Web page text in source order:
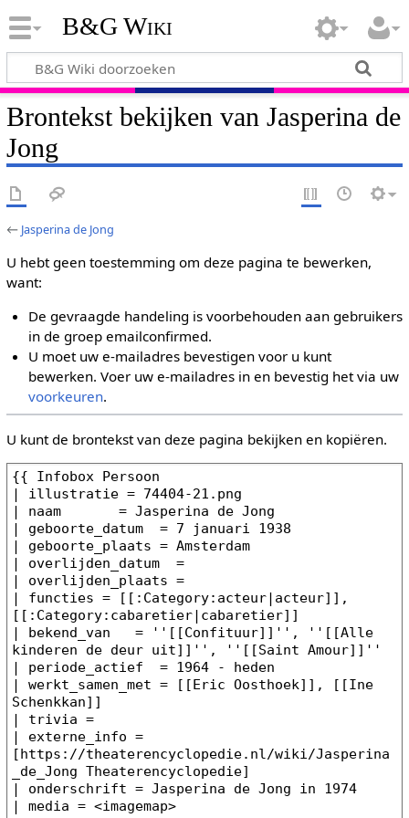
B&G Wiki
Brontekst bekijken van Jasperina de
Jong
← Jasperina de Jong
U hebt geen toestemming om deze pagina te bewerken,
want:
De gevraagde handeling is voorbehouden aan gebruikers
in de groep emailconfirmed.
U moet uw e-mailadres bevestigen voor u kunt
bewerken. Voer uw e-mailadres in en bevestig het via uw
voorkeuren.
U kunt de brontekst van deze pagina bekijken en kopiëren.